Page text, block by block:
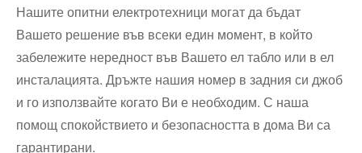
Нашите опитни електротехници могат да бъдат
Вашето решение във всеки един момент, в който
забележите нередност във Вашето ел табло или в ел
инсталацията. Дръжте нашия номер в задния си джоб
и го използвайте когато Ви е необходим. С наша
помощ спокойствието и безопасността в дома Ви са
гарантирани.